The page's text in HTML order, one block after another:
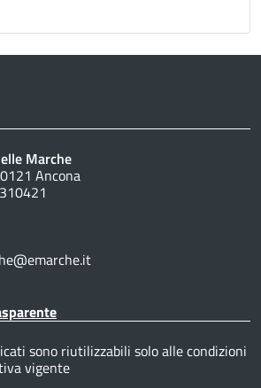
Marche
Ancona
sono riutilizzabili solo alle condizioni
vigente